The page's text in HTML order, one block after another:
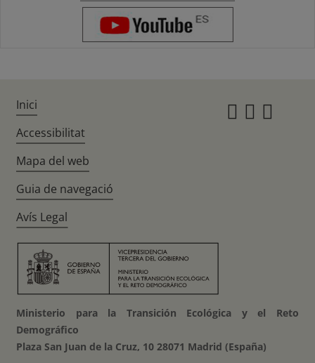
Inici
Accessibilitat
Mapa del web
Guia de navegació
Avís Legal
Ministerio para la Transición Ecológica y el Reto
Demográfico
Plaza San Juan de la Cruz, 10 28071 Madrid (España)